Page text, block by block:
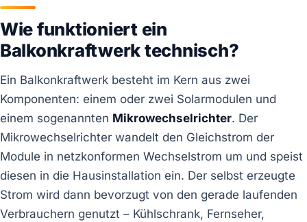
Wie funktioniert ein
Balkonkraftwerk technisch?
Ein Balkonkraftwerk besteht im Kern aus zwei
Komponenten: einem oder zwei Solarmodulen und
einem sogenannten Mikrowechselrichter. Der
Mikrowechselrichter wandelt den Gleichstrom der
Module in netzkonformen Wechselstrom um und speist
diesen in die Hausinstallation ein. Der selbst erzeugte
Strom wird dann bevorzugt von den gerade laufenden
Verbrauchern genutzt – Kühlschrank, Fernseher,